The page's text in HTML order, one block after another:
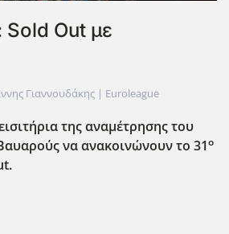
Out με
Γιαννουδάκης | Euroleague
της αναμέτρησης του
να ανακοινώνουν το 31ο
.